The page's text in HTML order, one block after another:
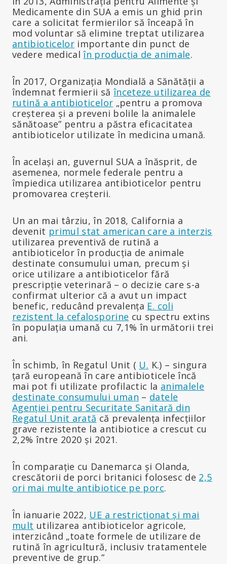
Medicamente din SUA a emis un ghid prin
care a solicitat fermierilor să înceapă în
mod voluntar să elimine treptat utilizarea
antibioticelor importante din punct de
vedere medicalîn producția de animale.
În 2017, Organizația Mondială a Sănătății a
îndemnat fermierii să înceteze utilizarea de
rutină a antibioticelor „pentru a promova
creșterea și a preveni bolile la animalele
sănătoase” pentru a păstra eficacitatea
antibioticelor utilizate în medicina umană.
În același an, guvernul SUA a înăsprit, de
asemenea, normele federale pentru a
împiedica utilizarea antibioticelor pentru
promovarea creșterii.
Un an mai târziu, în 2018, California a
devenit primul stat american care a interzis
utilizarea preventivă de rutină a
antibioticelor în producția de animale
destinate consumului uman, precum și
orice utilizare a antibioticelor fără
prescripție veterinară – o decizie care s-a
confirmat ulterior că a avut un impact
benefic, reducând prevalența E. coli
rezistent la cefalosporine cu spectru extins
în populația umană cu 7,1% în următorii trei
ani.
În schimb, în Regatul Unit ( U. K.) – singura
țară europeană în care antibioticele încă
mai pot fi utilizate profilactic la animalele
destinate consumului uman – datele
Agenției pentru Securitate Sanitară din
Regatul Unit arată că prevalența infecțiilor
grave rezistente la antibiotice a crescut cu
2,2% între 2020 și 2021.
În comparație cu Danemarca și Olanda,
crescătorii de porci britanici folosesc de 2,5
ori mai multe antibiotice pe porc.
În ianuarie 2022, UE a restricționat și mai
mult utilizarea antibioticelor agricole,
interzicând „toate formele de utilizare de
rutină în agricultură, inclusiv tratamentele
preventive de grup.”